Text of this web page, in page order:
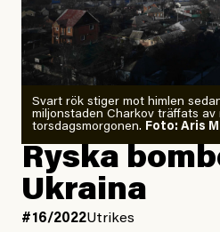
Svart rök stiger mot himlen
miljonstaden Charkov träffats av
torsdagsmorgonen. Foto: Aris
Ryska
Ukraina
#16/2022Utrikes